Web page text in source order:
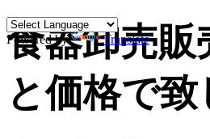
Powered by Translate
食器卸売
と価格で